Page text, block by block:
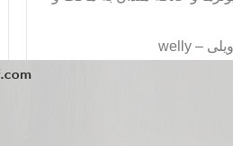
–
welly